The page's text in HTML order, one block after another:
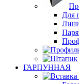
Для
ГАРПУННАЯ